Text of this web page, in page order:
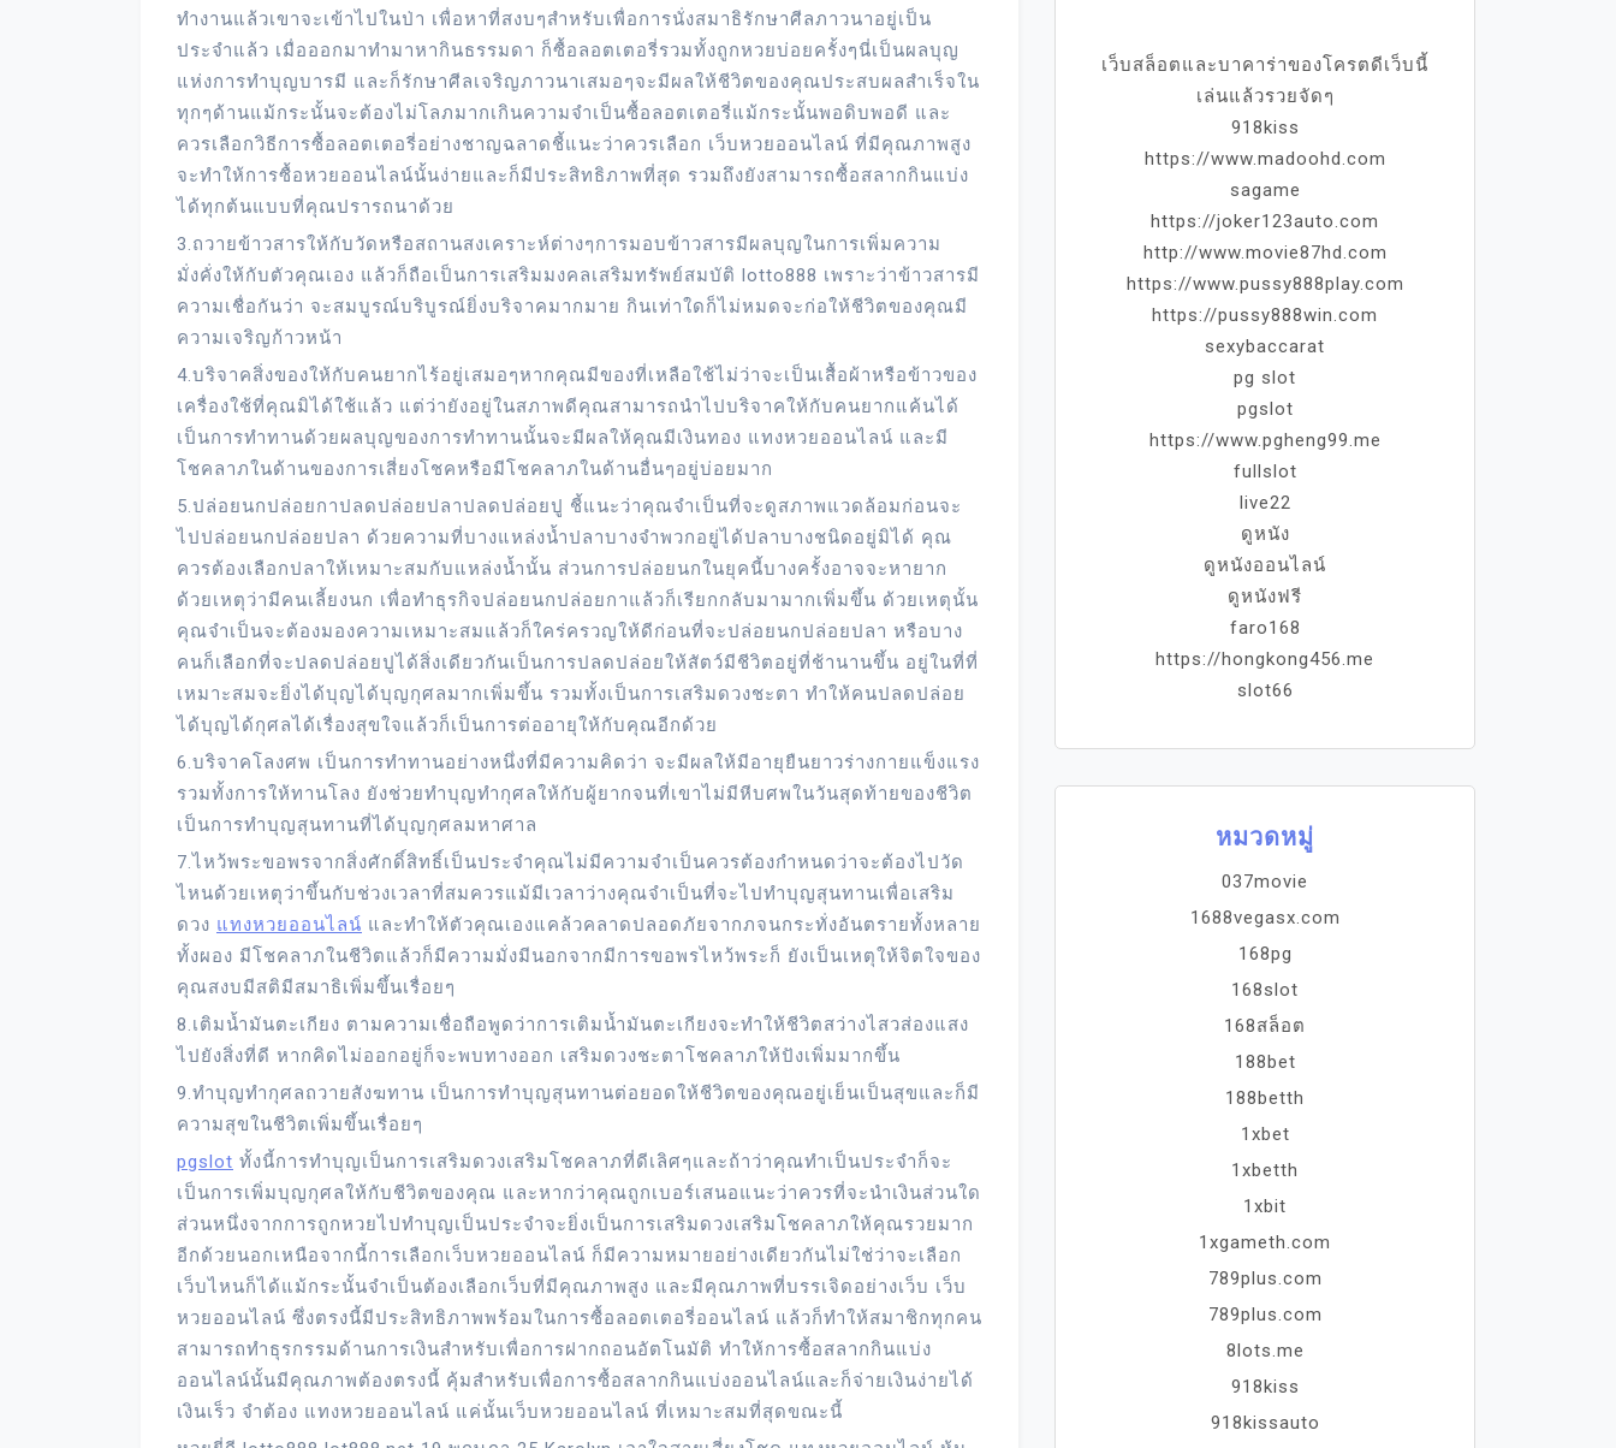
ทำงานแล้วเขาจะเข้าไปในป่า เพื่อหาที่สงบๆสำหรับเพื่อการนั่งสมาธิรักษาศีลภาวนาอยู่เป็น
ประจำแล้ว เมื่อออกมาทำมาหากินธรรมดา ก็ซื้อลอตเตอรี่รวมทั้งถูกหวยบ่อยครั้งๆนี่เป็นผลบุญ
แห่งการทำบุญบารมี และก็รักษาศีลเจริญภาวนาเสมอๆจะมีผลให้ชีวิตของคุณประสบผลสำเร็จใน
ทุกๆด้านแม้กระนั้นจะต้องไม่โลภมากเกินความจำเป็นซื้อลอตเตอรี่แม้กระนั้นพอดิบพอดี และ
ควรเลือกวิธีการซื้อลอตเตอรี่อย่างชาญฉลาดชี้แนะว่าควรเลือก เว็บหวยออนไลน์ ที่มีคุณภาพสูง
จะทำให้การซื้อหวยออนไลน์นั้นง่ายและก็มีประสิทธิภาพที่สุด รวมถึงยังสามารถซื้อสลากกินแบ่ง
ได้ทุกต้นแบบที่คุณปรารถนาด้วย
3.ถวายข้าวสารให้กับวัดหรือสถานสงเคราะห์ต่างๆการมอบข้าวสารมีผลบุญในการเพิ่มความ
มั่งคั่งให้กับตัวคุณเอง แล้วก็ถือเป็นการเสริมมงคลเสริมทรัพย์สมบัติ lotto888 เพราะว่าข้าวสารมี
ความเชื่อกันว่า จะสมบูรณ์บริบูรณ์ยิ่งบริจาคมากมาย กินเท่าใดก็ไม่หมดจะก่อให้ชีวิตของคุณมี
ความเจริญก้าวหน้า
4.บริจาคสิ่งของให้กับคนยากไร้อยู่เสมอๆหากคุณมีของที่เหลือใช้ไม่ว่าจะเป็นเสื้อผ้าหรือข้าวของ
เครื่องใช้ที่คุณมิได้ใช้แล้ว แต่ว่ายังอยู่ในสภาพดีคุณสามารถนำไปบริจาคให้กับคนยากแค้นได้
เป็นการทำทานด้วยผลบุญของการทำทานนั้นจะมีผลให้คุณมีเงินทอง แทงหวยออนไลน์ และมี
โชคลาภในด้านของการเสี่ยงโชคหรือมีโชคลาภในด้านอื่นๆอยู่บ่อยมาก
5.ปล่อยนกปล่อยกาปลดปล่อยปลาปลดปล่อยปู ชี้แนะว่าคุณจำเป็นที่จะดูสภาพแวดล้อมก่อนจะ
ไปปล่อยนกปล่อยปลา ด้วยความที่บางแหล่งน้ำปลาบางจำพวกอยู่ได้ปลาบางชนิดอยู่มิได้ คุณ
ควรต้องเลือกปลาให้เหมาะสมกับแหล่งน้ำนั้น ส่วนการปล่อยนกในยุคนี้บางครั้งอาจจะหายาก
ด้วยเหตุว่ามีคนเลี้ยงนก เพื่อทำธุรกิจปล่อยนกปล่อยกาแล้วก็เรียกกลับมามากเพิ่มขึ้น ด้วยเหตุนั้น
คุณจำเป็นจะต้องมองความเหมาะสมแล้วก็ใคร่ครวญให้ดีก่อนที่จะปล่อยนกปล่อยปลา หรือบาง
คนก็เลือกที่จะปลดปล่อยปูได้สิ่งเดียวกันเป็นการปลดปล่อยให้สัตว์มีชีวิตอยู่ที่ช้านานขึ้น อยู่ในที่ที่
เหมาะสมจะยิ่งได้บุญได้บุญกุศลมากเพิ่มขึ้น รวมทั้งเป็นการเสริมดวงชะตา ทำให้คนปลดปล่อย
ได้บุญได้กุศลได้เรื่องสุขใจแล้วก็เป็นการต่ออายุให้กับคุณอีกด้วย
6.บริจาคโลงศพ เป็นการทำทานอย่างหนึ่งที่มีความคิดว่า จะมีผลให้มีอายุยืนยาวร่างกายแข็งแรง
รวมทั้งการให้ทานโลง ยังช่วยทำบุญทำกุศลให้กับผู้ยากจนที่เขาไม่มีหีบศพในวันสุดท้ายของชีวิต
เป็นการทำบุญสุนทานที่ได้บุญกุศลมหาศาล
7.ไหว้พระขอพรจากสิ่งศักดิ์สิทธิ์เป็นประจำคุณไม่มีความจำเป็นควรต้องกำหนดว่าจะต้องไปวัด
ไหนด้วยเหตุว่าขึ้นกับช่วงเวลาที่สมควรแม้มีเวลาว่างคุณจำเป็นที่จะไปทำบุญสุนทานเพื่อเสริม
ดวง แทงหวยออนไลน์ และทำให้ตัวคุณเองแคล้วคลาดปลอดภัยจากภจนกระทั่งอันตรายทั้งหลาย
ทั้งผอง มีโชคลาภในชีวิตแล้วก็มีความมั่งมีนอกจากมีการขอพรไหว้พระก็ ยังเป็นเหตุให้จิตใจของ
คุณสงบมีสติมีสมาธิเพิ่มขึ้นเรื่อยๆ
8.เติมน้ำมันตะเกียง ตามความเชื่อถือพูดว่าการเติมน้ำมันตะเกียงจะทำให้ชีวิตสว่างไสวส่องแสง
ไปยังสิ่งที่ดี หากคิดไม่ออกอยู่ก็จะพบทางออก เสริมดวงชะตาโชคลาภให้ปังเพิ่มมากขึ้น
9.ทำบุญทำกุศลถวายสังฆทาน เป็นการทําบุญสุนทานต่อยอดให้ชีวิตของคุณอยู่เย็นเป็นสุขและก็มี
ความสุขในชีวิตเพิ่มขึ้นเรื่อยๆ
pgslot ทั้งนี้การทำบุญเป็นการเสริมดวงเสริมโชคลาภที่ดีเลิศๆและถ้าว่าคุณทำเป็นประจำก็จะ
เป็นการเพิ่มบุญกุศลให้กับชีวิตของคุณ และหากว่าคุณถูกเบอร์เสนอแนะว่าควรที่จะนำเงินส่วนใด
ส่วนหนึ่งจากการถูกหวยไปทำบุญเป็นประจำจะยิ่งเป็นการเสริมดวงเสริมโชคลาภให้คุณรวยมาก
อีกด้วยนอกเหนือจากนี้การเลือกเว็บหวยออนไลน์ ก็มีความหมายอย่างเดียวกันไม่ใช่ว่าจะเลือก
เว็บไหนก็ได้แม้กระนั้นจำเป็นต้องเลือกเว็บที่มีคุณภาพสูง และมีคุณภาพที่บรรเจิดอย่างเว็บ เว็บ
หวยออนไลน์ ซึ่งตรงนี้มีประสิทธิภาพพร้อมในการซื้อลอตเตอรี่ออนไลน์ แล้วก็ทำให้สมาชิกทุกคน
สามารถทำธุรกรรมด้านการเงินสำหรับเพื่อการฝากถอนอัตโนมัติ ทำให้การซื้อสลากกินแบ่ง
ออนไลน์นั้นมีคุณภาพต้องตรงนี้ คุ้มสำหรับเพื่อการซื้อสลากกินแบ่งออนไลน์และก็จ่ายเงินง่ายได้
เงินเร็ว จำต้อง แทงหวยออนไลน์ แค่นั้นเว็บหวยออนไลน์ ที่เหมาะสมที่สุดขณะนี้
เว็บสล็อตและบาคาร่าของโครตดีเว็บนี้
เล่นแล้วรวยจัดๆ
918kiss
https://www.madoohd.com
sagame
https://joker123auto.com
http://www.movie87hd.com
https://www.pussy888play.com
https://pussy888win.com
sexybaccarat
pg slot
pgslot
https://www.pgheng99.me
fullslot
live22
ดูหนัง
ดูหนังออนไลน์
ดูหนังฟรี
faro168
https://hongkong456.me
slot66
หมวดหมู่
037movie
1688vegasx.com
168pg
168slot
168สล็อต
188bet
188betth
1xbet
1xbetth
1xbit
1xgameth.com
789plus.com
789plus.com
8lots.me
918kiss
918kissauto